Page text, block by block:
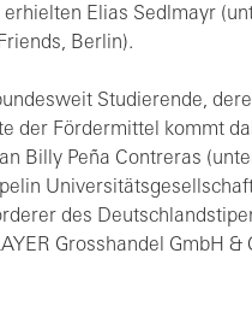
Elias Sedlmayr
Berlin).
Studierende,
der Fördermittel kommt
Billy Peña Contreras
Universitätsgesellschaft
des
Grosshandel GmbH &